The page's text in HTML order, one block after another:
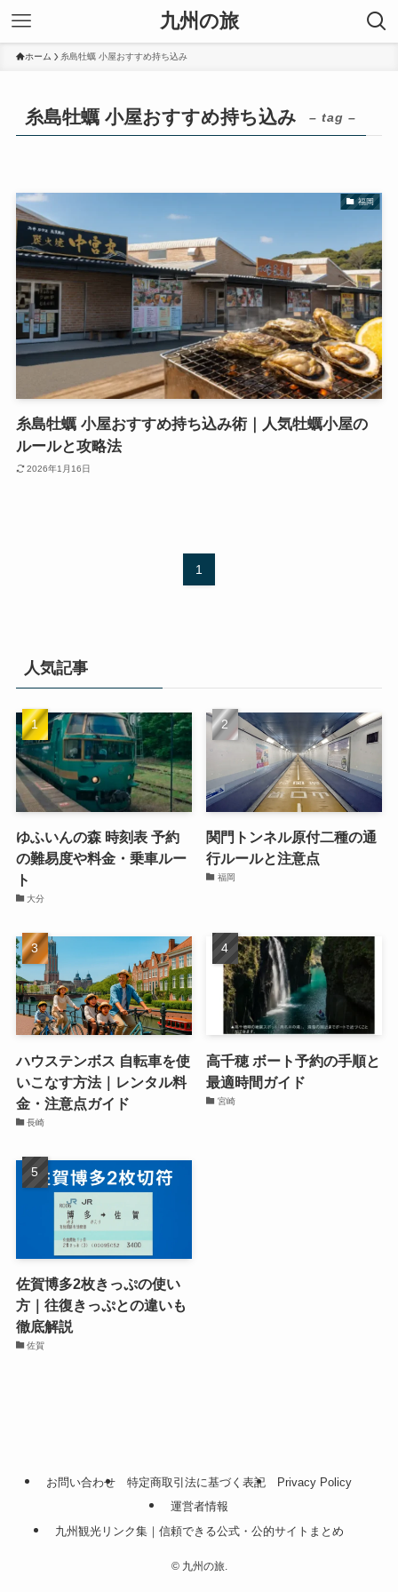
九州の旅
ホーム 糸島牡蠣 小屋おすすめ持ち込み
糸島牡蠣 小屋おすすめ持ち込み – tag –
福岡
糸島牡蠣 小屋おすすめ持ち込み術｜人気牡蠣小屋の
ルールと攻略法
2026年1月16日
1
人気記事
ゆふいんの森 時刻表 予約
の難易度や料金・乗車ルー
ト
大分
関門トンネル原付二種の通
行ルールと注意点
福岡
ハウステンボス 自転車を使
いこなす方法｜レンタル料
金・注意点ガイド
長崎
高千穂 ボート予約の手順と
最適時間ガイド
宮崎
佐賀博多2枚きっぷの使い
方｜往復きっぷとの違いも
徹底解説
佐賀
お問い合わせ 特定商取引法に基づく表記
Privacy Policy
運営者情報
九州観光リンク集｜信頼できる公式・公的サイトまとめ
©九州の旅.